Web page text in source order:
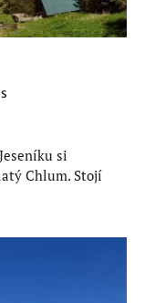
si
Chlum. Stojí